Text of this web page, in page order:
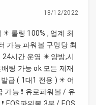
18/12/2022
✴️ 롤링 100% , 업계 최
가능.파워볼 구멍당 최
시간 운영 ✴️ 양방,시
팅 가능 ok 모든 제재
급 ( 1대1 전용 ) ✴️ 어
능 ❗️ 유로파워볼 / 유
EOS파워볼 3분 / EOS